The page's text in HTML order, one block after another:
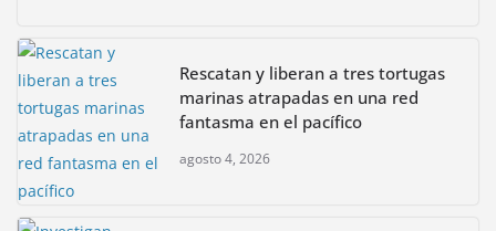
Rescatan y liberan a tres tortugas
marinas atrapadas en una red
fantasma en el pacífico
agosto 4, 2026